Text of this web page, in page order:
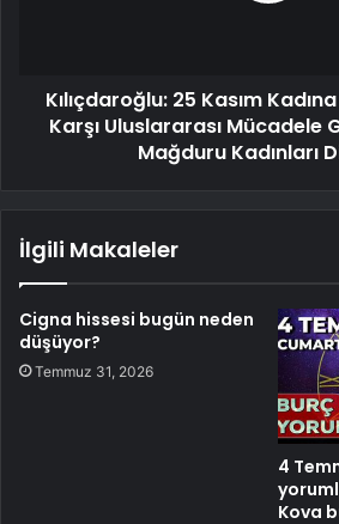
Kılıçdaroğlu: 25 Kasım
Karşı Uluslararası Mücadele
Mağduru Kadınları
İlgili Makaleler
Cigna hissesi bugün neden
düşüyor?
Temmuz 31, 2026
4
Kova